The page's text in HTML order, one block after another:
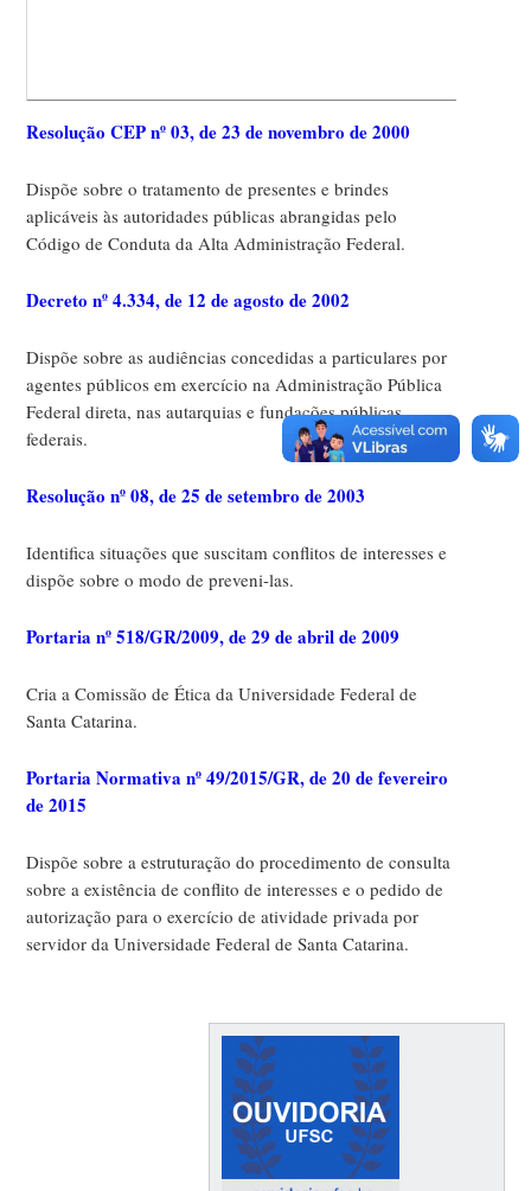
Resolução CEP nº 03, de 23 de novembro de 2000
Dispõe sobre o tratamento de presentes e brindes
aplicáveis às autoridades públicas abrangidas pelo
Código de Conduta da Alta Administração Federal.
Decreto nº 4.334, de 12 de agosto de 2002
Dispõe sobre as audiências concedidas a particulares por
agentes públicos em exercício na Administração Pública
Federal direta, nas autarquias e fundações públicas
federais.
Resolução nº 08, de 25 de setembro de 2003
Identifica situações que suscitam conflitos de interesses e
dispõe sobre o modo de preveni-las.
Portaria nº 518/GR/2009, de 29 de abril de 2009
Cria a Comissão de Ética da Universidade Federal de
Santa Catarina.
Portaria Normativa nº 49/2015/GR, de 20 de fevereiro
de 2015
Dispõe sobre a estruturação do procedimento de consulta
sobre a existência de conflito de interesses e o pedido de
autorização para o exercício de atividade privada por
servidor da Universidade Federal de Santa Catarina.